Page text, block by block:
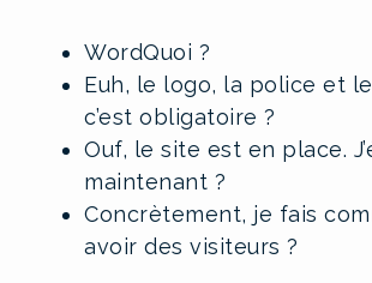
WordQuoi ?
Euh, le logo, la police et
c’est obligatoire ?
Ouf, le site est en place.
maintenant ?
Concrètement, je fais
avoir des visiteurs ?